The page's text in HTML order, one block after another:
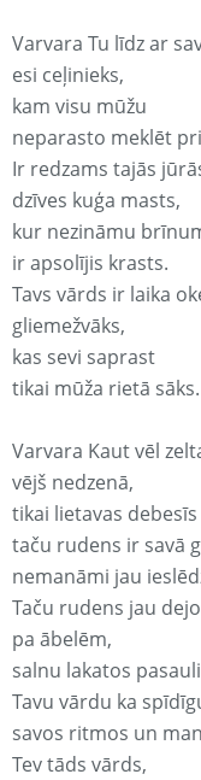
Varvara Tu līdz ar
esi ceļinieks,
kam visu mūžu
neparasto meklēt
Ir redzams tajās
dzīves kuģa masts,
kur nezināmu
ir apsolījis krasts.
Tavs vārds ir laika
gliemežvāks,
kas sevi saprast
tikai mūža rietā sāks.
Varvara Kaut vēl
vējš nedzenā,
tikai lietavas
taču rudens ir savā
nemanāmi jau
Taču rudens jau dejo
pa ābelēm,
salnu lakatos
Tavu vārdu ka
savos ritmos un
Tev tāds vārds,